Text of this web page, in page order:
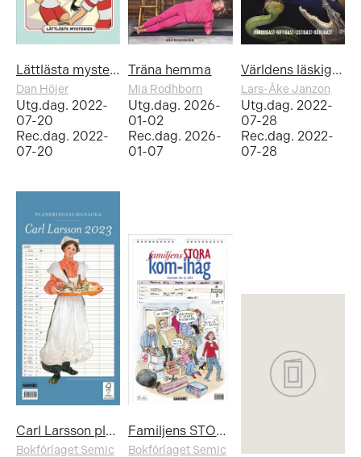
Lättlästa mysterier: Cirkusdeckarna och klassrumsmysteriet
Dan Höjer
Utg.dag. 2022-
07-20
Rec.dag. 2022-
07-20
Träna hemma
Mia Rodhborn
Utg.dag. 2026-
01-02
Rec.dag. 2026-
01-07
Världens läskigaste djur
Lars-Åke Janzon
Utg.dag. 2022-
07-28
Rec.dag. 2022-
07-28
Carl Larsson planeringsalmanacka 2023
Bokförlaget Semic
Familjens STORA kom-ihåg-kalender 2023
Bokförlaget Semic